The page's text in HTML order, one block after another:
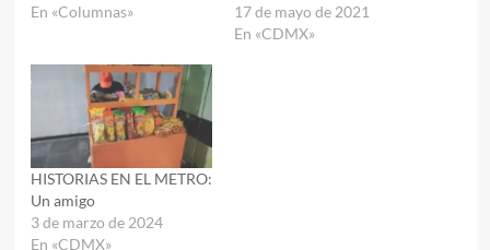
En «Columnas»
17 de mayo de 2021
En «CDMX»
HISTORIAS EN EL METRO:
Un amigo
3 de marzo de 2024
En «CDMX»